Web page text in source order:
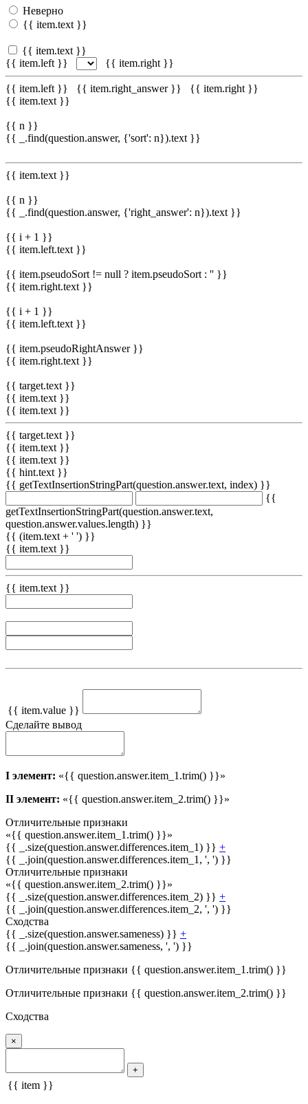
Неверно
{{ item.text }}
{{ item.text }}
{{ item.left }}
{{ item.right }}
{{ item.left }} {{ item.right_answer }}
{{ item.right }}
{{ item.text }}
{{ n }}
{{ _.find(question.answer, {'sort': n}).text }}
{{ item.text }}
{{ n }}
{{ _.find(question.answer, {'right_answer': n}).text }}
{{ i + 1 }}
{{ item.left.text }}
{{ item.pseudoSort != null ? item.pseudoSort : '' }}
{{ item.right.text }}
{{ i + 1 }}
{{ item.left.text }}
{{ item.pseudoRightAnswer }}
{{ item.right.text }}
{{ target.text }}
{{ item.text }}
{{ item.text }}
{{ target.text }}
{{ item.text }}
{{ item.text }}
{{ hint.text }}
{{ getTextInsertionStringPart(question.answer.text, index) }}
{{
getTextInsertionStringPart(question.answer.text,
question.answer.values.length) }}
{{ (item.text + ' ') }}
{{ item.text }}
{{ item.text }}
{{ item.value }}
Сделайте вывод
I элемент: «{{ question.answer.item_1.trim() }}»
II элемент: «{{ question.answer.item_2.trim() }}»
Отличительные признаки
«{{ question.answer.item_1.trim() }}»
{{ _.size(question.answer.differences.item_1) }} +
{{ _.join(question.answer.differences.item_1, ', ') }}
Отличительные признаки
«{{ question.answer.item_2.trim() }}»
{{ _.size(question.answer.differences.item_2) }} +
{{ _.join(question.answer.differences.item_2, ', ') }}
Сходства
{{ _.size(question.answer.sameness) }} +
{{ _.join(question.answer.sameness, ', ') }}
Отличительные признаки {{ question.answer.item_1.trim() }}
Отличительные признаки {{ question.answer.item_2.trim() }}
Сходства
×
+
{{ item }}